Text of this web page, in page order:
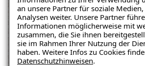
an unsere Partner für soziale
Analysen weiter. Unsere Partner
Informationen möglicherweise mit
zusammen, die Sie ihnen
sie im Rahmen Ihrer Nutzung der
haben. Weitere Infos zu Cookies
Datenschutzhinweisen.
Salpeter“
– jetzt kostenlos
herunterladen!